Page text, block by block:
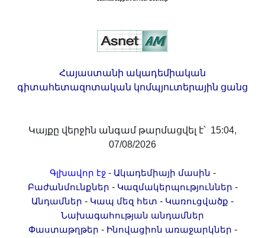
Հայաստանի ակադեմիական
գիտահետազոտական կոմպյուտերային ցանց
Կայքը վերջին անգամ թարմացվել է՝ 15:04,
07/08/2026
Գլխավոր էջ- Ակադեմիայի մասին -
Բաժանմունքներ - Կազմակերպություններ -
Անդամներ - Կապ մեզ հետ - Կառուցվածք -
Նախագահության անդամներ
Փաստաթղթեր - Ինովացիոն առաջարկներ -